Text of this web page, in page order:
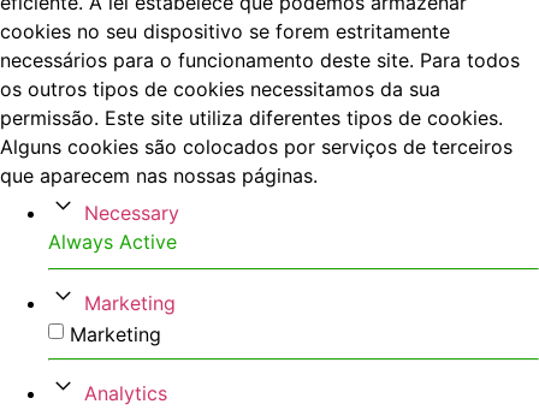
cookies no seu dispositivo se forem estritamente
necessários para o funcionamento deste site. Para todos
os outros tipos de cookies necessitamos da sua
permissão. Este site utiliza diferentes tipos de cookies.
Alguns cookies são colocados por serviços de terceiros
que aparecem nas nossas páginas.
Necessary
Always Active
Marketing
Marketing
Analytics